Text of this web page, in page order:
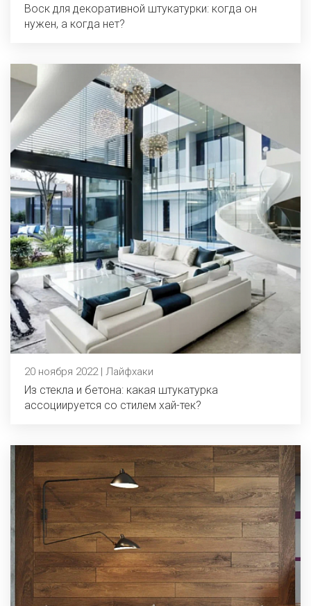
Воск для декоративной штукатурки: когда он
нужен, а когда нет?
20 ноября 2022 | Лайфхаки
Из стекла и бетона: какая штукатурка
ассоциируется со стилем хай-тек?